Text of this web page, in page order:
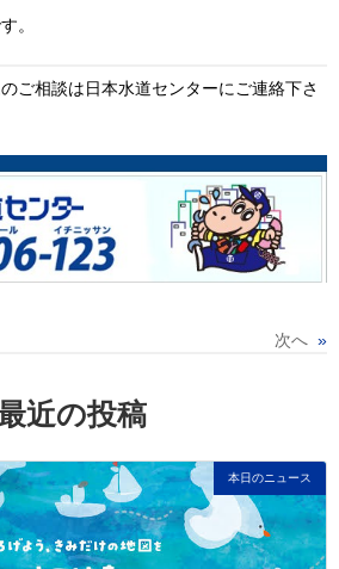
。
ご相談は日本水道センターにご連絡下さ
次へ »
近の投稿
本日のニュース